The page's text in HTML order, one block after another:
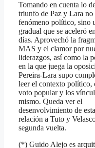
Tomando en cuenta lo
triunfo de Paz y Lara no
fenómeno político, sino
gradual que se aceleró
días. Aprovechó la
MAS y el clamor por
liderazgos, así como la
en la que juega la
Pereira-Lara supo
leer el contexto político,
voto popular y los
mismo. Queda ver el
desenvolvimiento de
relación a Tuto y
segunda vuelta.
(*) Guido Alejo es